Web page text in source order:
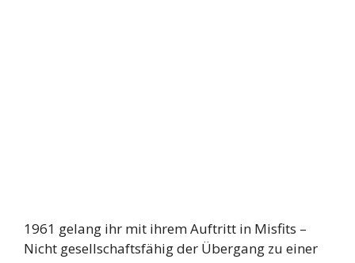
1961 gelang ihr mit ihrem Auftritt in Misfits –
Nicht gesellschaftsfähig der Übergang zu einer